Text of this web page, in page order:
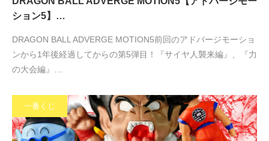
ション5】…
DRAGON BALL ADVERGE MOTION5前回のアドバージモーショ
ンから1年後経過してからの第5弾目！『サイヤ人襲来編』、『力
の大会編』…
一番くじ